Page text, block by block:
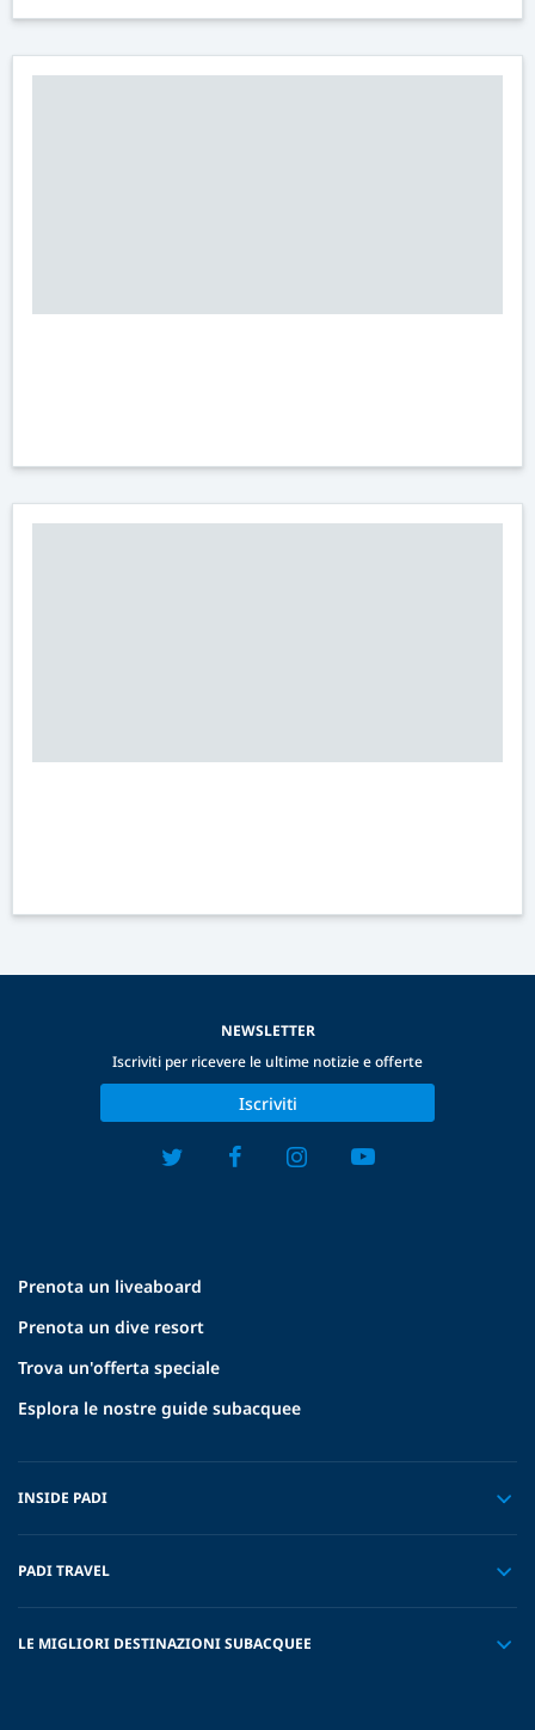
Prenota un liveaboard
Prenota un dive resort
Trova un'offerta speciale
Esplora le nostre guide subacquee
INSIDE PADI
PADI TRAVEL
LE MIGLIORI DESTINAZIONI SUBACQUEE
NEWSLETTER
Iscriviti per ricevere le ultime notizie e offerte
Iscriviti